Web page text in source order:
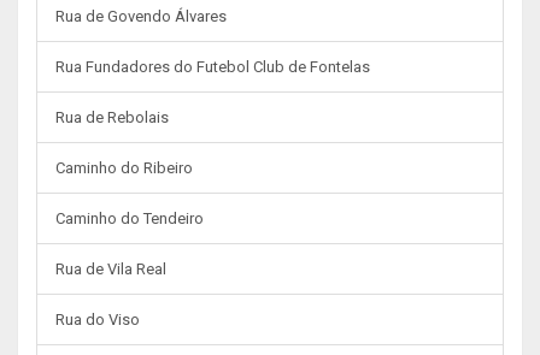
Rua de Govendo Álvares
Rua Fundadores do Futebol Club de Fontelas
Rua de Rebolais
Caminho do Ribeiro
Caminho do Tendeiro
Rua de Vila Real
Rua do Viso